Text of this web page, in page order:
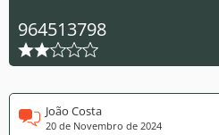
964513798
João Costa
20 de Novembro de 2024